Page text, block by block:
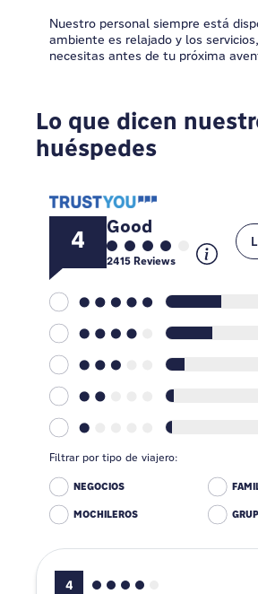
Nuestro personal siempre está
ambiente es relajado y los
necesitas antes de tu próxima
Lo que dicen
huéspedes
4 Good
2415Reviews
Filtrar por tipo de viajero:
NEGOCIOS
MOCHILEROS
4